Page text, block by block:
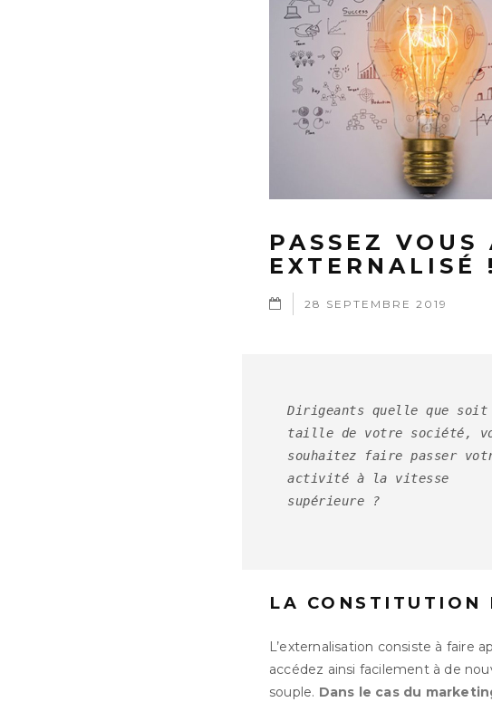
PASSEZ
EXTERNALISÉ !
28 SEPTEMBRE 2019
Dirigeants quelle que
taille de votre société,
souhaitez faire passer
activité à la vitesse
supérieure ?
LA CONSTITUTION
L’externalisation consiste à faire
accédez ainsi facilement à de
souple. Dans le cas du